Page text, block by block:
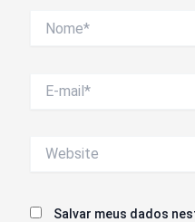
mail*
Salvar meus dados